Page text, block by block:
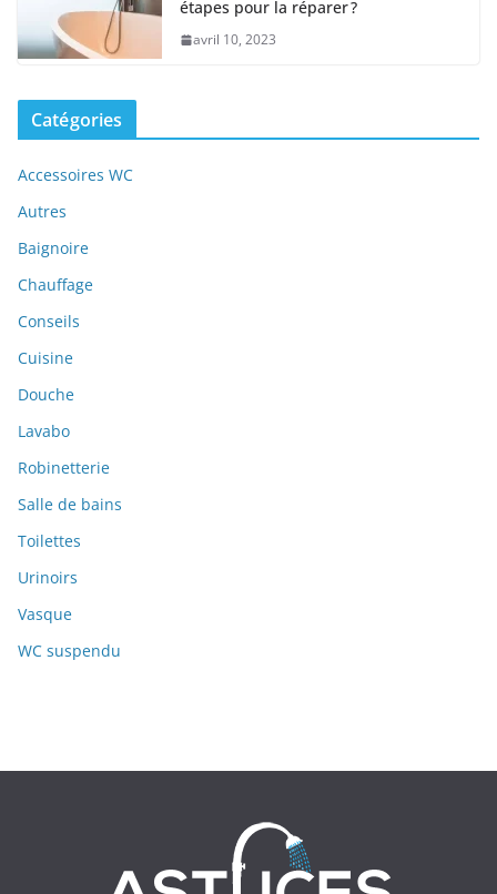
étapes pour la réparer ?
avril 10, 2023
Catégories
Accessoires WC
Autres
Baignoire
Chauffage
Conseils
Cuisine
Douche
Lavabo
Robinetterie
Salle de bains
Toilettes
Urinoirs
Vasque
WC suspendu